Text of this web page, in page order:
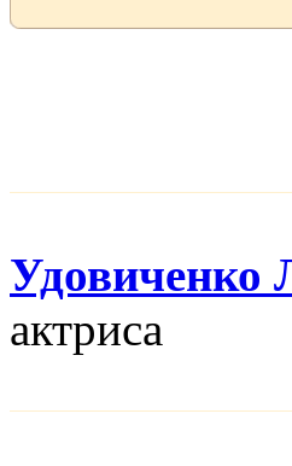
Удовиченко
актриса